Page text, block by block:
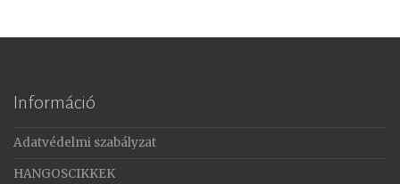
Információ
Adatvédelmi szabályzat
HANGOSCIKKEK